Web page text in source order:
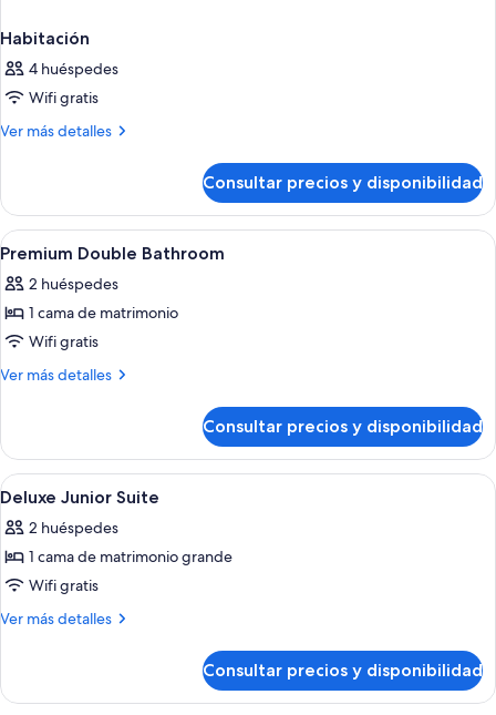
Habitación
4 huéspedes
Wifi gratis
Ver más detalles
Más
Consultar precios y disponibilidad
Abrir
todas
las
fotos
de
Premium
Habitación de hotel con cama,
6
Premium Double Bathroom
2 huéspedes
1 cama de matrimonio
Wifi gratis
Ver más detalles
Más
Double
Bathroom
Consultar precios y disponibilidad
Abrir
todas
las
fotos
de
Deluxe
Habitación de hotel con una cama
6
Deluxe Junior Suite
2 huéspedes
1 cama de matrimonio grande
Wifi gratis
Ver más detalles
Más
Junior
Consultar precios y disponibilidad